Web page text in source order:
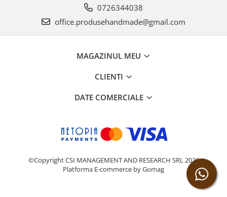
0726344038
office.produsehandmade@gmail.com
MAGAZINUL MEU
CLIENTI
DATE COMERCIALE
©Copyright CSI MANAGEMENT AND RESEARCH SRL 2026
Platforma E-commerce by Gomag